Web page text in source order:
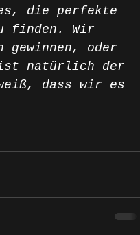
die perfekte
finden. Wir
gewinnen, oder
ist natürlich der
dass wir es